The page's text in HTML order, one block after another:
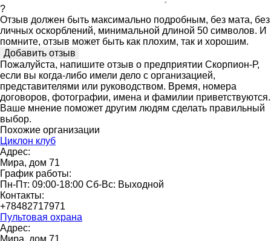
?
Отзыв должен быть максимально подробным, без мата, без
личных оскорблений, минимальной длиной 50 символов. И
помните, отзыв может быть как плохим, так и хорошим.
Пожалуйста, напишите отзыв о предприятии Скорпион-Р,
если вы когда-либо имели дело с организацией,
представителями или руководством. Время, номера
договоров, фотографии, имена и фамилии приветствуются.
Ваше мнение поможет другим людям сделать правильный
выбор.
Похожие организации
Циклон клуб
Адрес:
Мира, дом 71
График работы:
Пн-Пт: 09:00-18:00 Сб-Вс: Выходной
Контакты:
+78482717971
Пультовая охрана
Адрес: